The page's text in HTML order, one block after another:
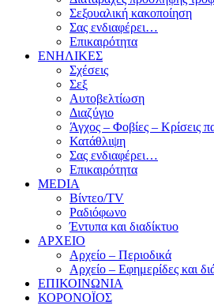
Σεξουαλική κακοποίηση
Σας ενδιαφέρει…
Επικαιρότητα
ΕΝΗΛΙΚΕΣ
Σχέσεις
Σεξ
Αυτοβελτίωση
Διαζύγιο
Άγχος – Φοβίες – Κρίσεις
Κατάθλιψη
Σας ενδιαφέρει…
Επικαιρότητα
MEDIA
Βίντεο/TV
Ραδιόφωνο
Έντυπα και διαδίκτυο
ΑΡΧΕΙΟ
Αρχείο – Περιοδικά
Αρχείο – Εφημερίδες και
ΕΠΙΚΟΙΝΩΝΙΑ
ΚΟΡΟΝΟΪΟΣ